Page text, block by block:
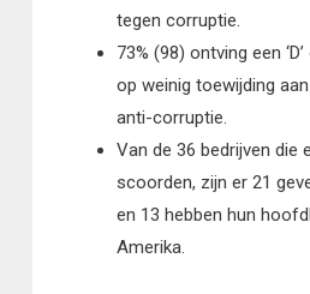
tegen corruptie.
73% (98) ontving een
op weinig toewijding
anti-corruptie.
Van de 36 bedrijven die
scoorden, zijn er 21
en 13 hebben hun
Amerika.